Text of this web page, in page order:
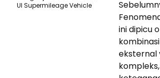
ini dipicu
eksternal
UI Supermileage Vehicle